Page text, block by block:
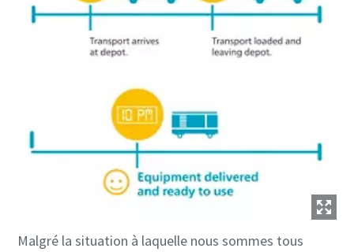
Malgré la situation à laquelle nous sommes tous